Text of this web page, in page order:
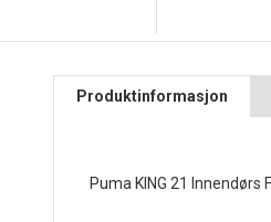
Produktinformasjon
Puma KING 21